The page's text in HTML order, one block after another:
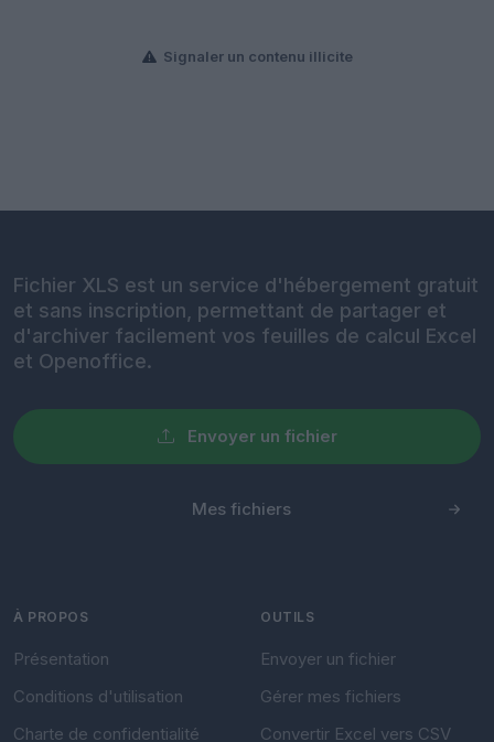
Signaler un contenu illicite
Fichier XLS est un service d'hébergement gratuit
et sans inscription, permettant de partager et
d'archiver facilement vos feuilles de calcul Excel
et Openoffice.
Envoyer un fichier
Mes fichiers
À PROPOS
Présentation
Conditions d'utilisation
Charte de confidentialité
OUTILS
Envoyer un fichier
Gérer mes fichiers
Convertir Excel vers CSV